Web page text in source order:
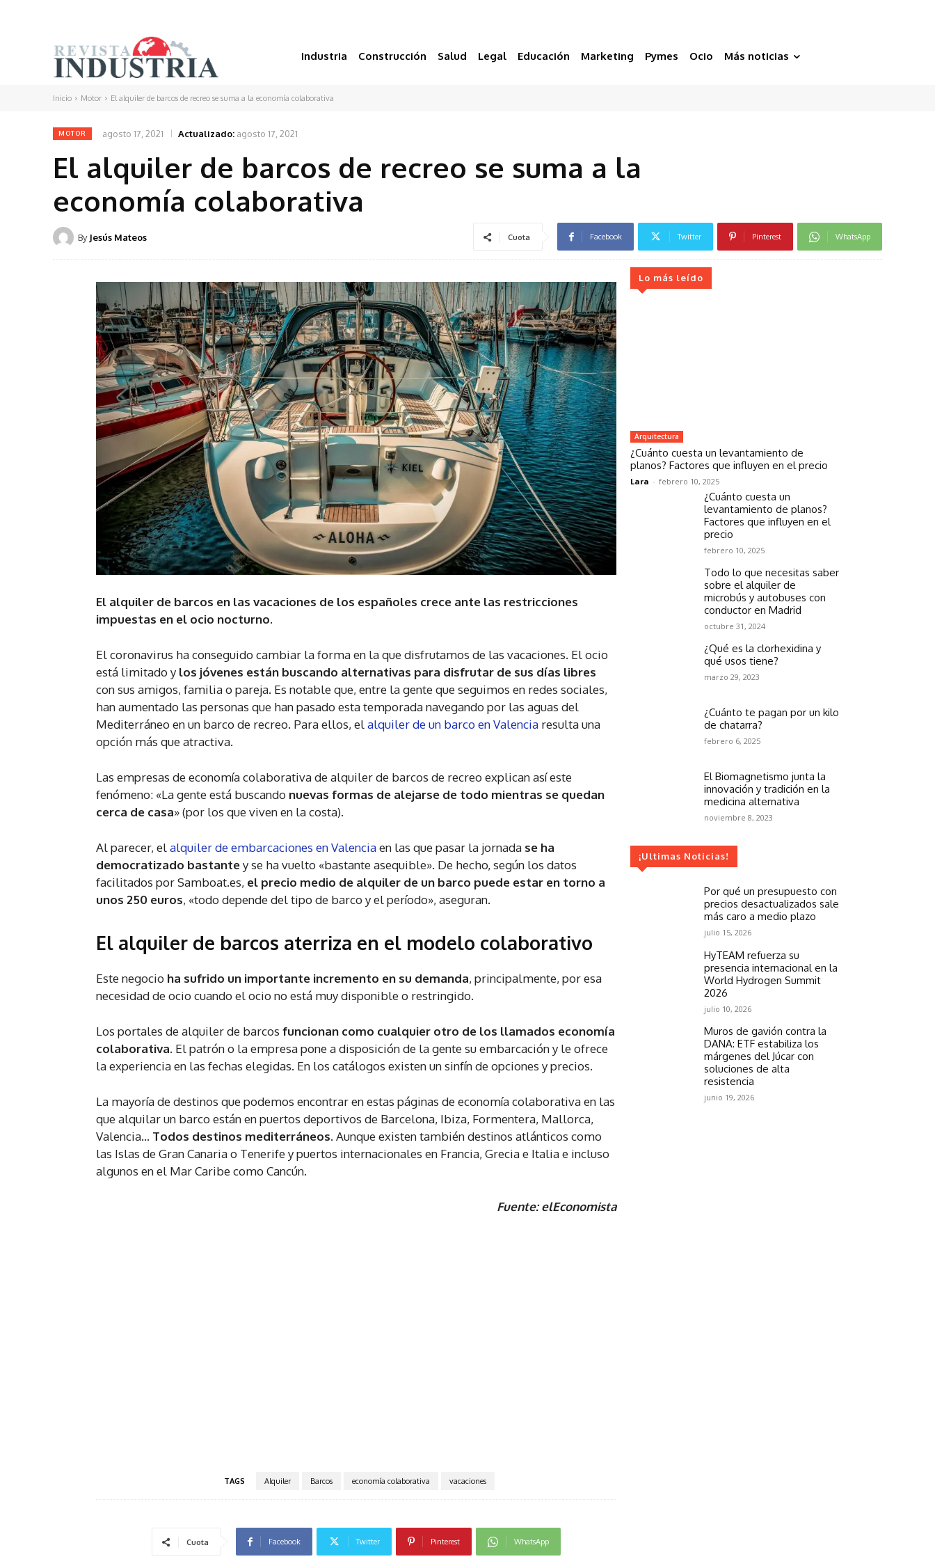
Industria Construcción Salud Legal Educación Marketing Pymes Ocio Más noticias
Inicio Motor El alquiler de barcos de recreo se suma a la economía colaborativa
MOTOR agosto 17, 2021 Actualizado: agosto 17, 2021
El alquiler de barcos de recreo se suma a la
economía colaborativa
By Jesús Mateos Cuota Facebook Twitter Pinterest WhatsApp
El alquiler de barcos en las vacaciones de los españoles crece ante las restricciones
impuestas en el ocio nocturno.
El coronavirus ha conseguido cambiar la forma en la que disfrutamos de las vacaciones. El ocio
está limitado y los jóvenes están buscando alternativas para disfrutar de sus días libres
con sus amigos, familia o pareja. Es notable que, entre la gente que seguimos en redes sociales,
han aumentado las personas que han pasado esta temporada navegando por las aguas del
Mediterráneo en un barco de recreo. Para ellos, elalquiler de un barco en Valencia resulta una
opción más que atractiva.
Las empresas de economía colaborativa de alquiler de barcos de recreo explican así este
fenómeno: «La gente está buscando nuevas formas de alejarse de todo mientras se quedan
cerca de casa» (por los que viven en la costa).
Al parecer, elalquiler de embarcaciones en Valenciaen las que pasar la jornada se ha
democratizado bastantey se ha vuelto «bastante asequible». De hecho, según los datos
facilitados por Samboat.es, el precio medio de alquiler de un barco puede estar en torno a
unos 250 euros, «todo depende del tipo de barco y el período», aseguran.
El alquiler de barcos aterriza en el modelo colaborativo
Este negocio ha sufrido un importante incremento en su demanda, principalmente, por esa
necesidad de ocio cuando el ocio no está muy disponible o restringido.
Los portales de alquiler de barcos funcionan como cualquier otro de los llamados economía
colaborativa. El patrón o la empresa pone a disposición de la gente su embarcación y le ofrece
la experiencia en las fechas elegidas. En los catálogos existen un sinfín de opciones y precios.
La mayoría de destinos que podemos encontrar en estas páginas de economía colaborativa en las
que alquilar un barco están en puertos deportivos de Barcelona, Ibiza, Formentera, Mallorca,
Valencia… Todos destinos mediterráneos. Aunque existen también destinos atlánticos como
las Islas de Gran Canaria o Tenerife y puertos internacionales en Francia, Grecia e Italia e incluso
algunos en el Mar Caribe como Cancún.
Fuente: elEconomista
TAGS Alquiler Barcos economía colaborativa vacaciones
Cuota Facebook Twitter Pinterest WhatsApp
Lo más leído
Arquitectura
¿Cuánto cuesta un levantamiento de
planos? Factores que influyen en el precio
Lara - febrero 10, 2025
¿Cuánto cuesta un
levantamiento de planos?
Factores que influyen en el
precio
febrero 10, 2025
Todo lo que necesitas saber
sobre el alquiler de
microbús y autobuses con
conductor en Madrid
octubre 31, 2024
¿Qué es la clorhexidina y
qué usos tiene?
marzo 29, 2023
¿Cuánto te pagan por un kilo
de chatarra?
febrero 6, 2025
El Biomagnetismo junta la
innovación y tradición en la
medicina alternativa
noviembre 8, 2023
¡Ultimas Noticias!
Por qué un presupuesto con
precios desactualizados sale
más caro a medio plazo
julio 15, 2026
HyTEAM refuerza su
presencia internacional en la
World Hydrogen Summit
2026
julio 10, 2026
Muros de gavión contra la
DANA: ETF estabiliza los
márgenes del Júcar con
soluciones de alta
resistencia
junio 19, 2026